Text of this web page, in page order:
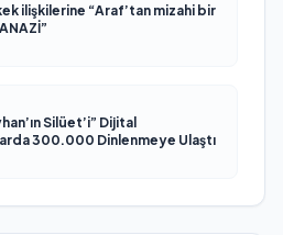
ilişkilerine “Araf’tan mizahi bir
Silüet’i” Dijital
300.000 Dinlenmeye Ulaştı